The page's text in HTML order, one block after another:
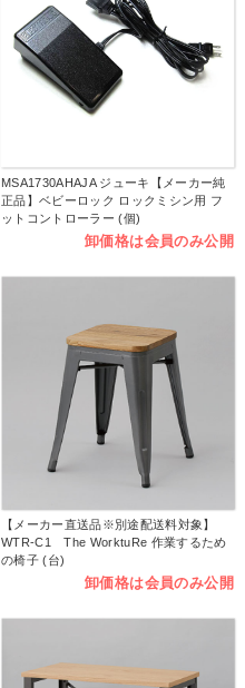
MSA1730AHAJA ジューキ【メーカー純
正品】ベビーロック ロックミシン用 フ
ットコントローラー (個)
卸価格は会員のみ公開
【メーカー直送品※別途配送料対象】
WTR-C1 The WorktuRe 作業するため
の椅子 (台)
卸価格は会員のみ公開